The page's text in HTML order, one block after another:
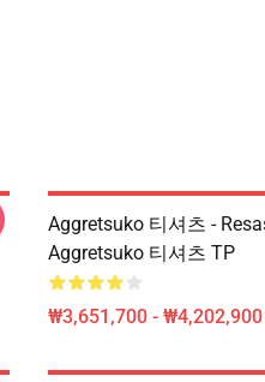
Aggretsuko 티셔츠 -
Aggretsuko 티셔츠 TP
₩3,651,700 - ₩4,202,900